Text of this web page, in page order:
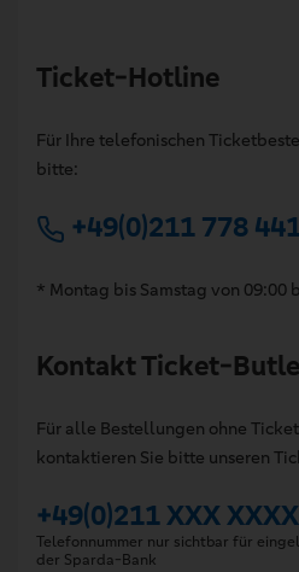
Ticket-Hotline
Für Ihre telefonischen
bitte:
+49(0)211 778
* Montag bis Samstag von 09:00
Kontakt Ticket-
Für alle Bestellungen ohne
kontaktieren Sie bitte unseren
+49(0)211 XXX
Telefonnummer nur sichtbar für
der Sparda-Bank